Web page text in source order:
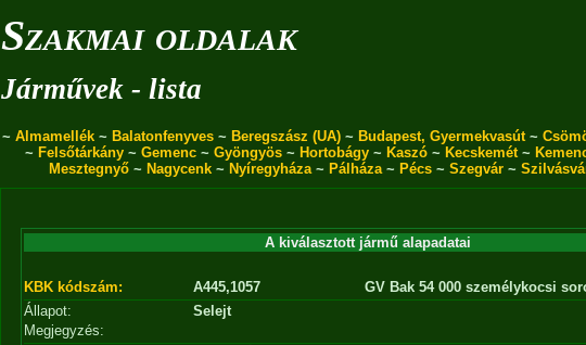
Szakmai oldalak
Járművek - lista
~ Almamellék~ Balatonfenyves~ Beregszász (UA)~ Budapest, Gyermekvasút~
~ Felsőtárkány ~ Gemenc ~ Gyöngyös ~ Hortobágy ~ Kaszó ~ Kecskemét~
Mesztegnyő~ Nagycenk~ Nyíregyháza~ Pálháza~ Pécs~ Szegvár~
A kiválasztott jármű alapadatai
KBK kódszám: A445,1057
GV Bak 54 000 személykocsi
Állapot:
Selejt
Megjegyzés: